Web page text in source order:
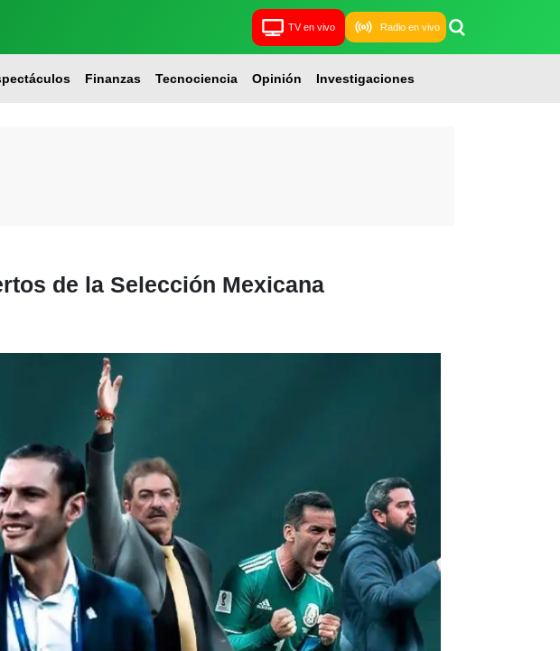
TV en vivo Radio en vivo
Finanzas Tecnociencia Opinión Investigaciones
de la Selección Mexicana